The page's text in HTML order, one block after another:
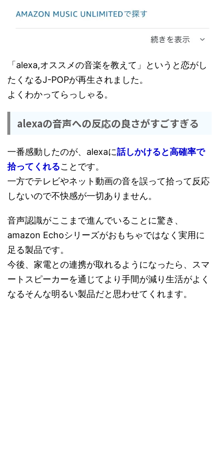
「alexa,オススメの音楽を教えて」というと恋がし
たくなるJ-POPが再生されました。
よくわかってらっしゃる。
alexaの音声への反応の良さがすごすぎる
一番感動したのが、alexaに話しかけると高確率で
拾ってくれることです。
一方でテレビやネット動画の音を誤って拾って反応
しないので不快感が一切ありません。
音声認識がここまで進んでいることに驚き、
amazon Echoシリーズがおもちゃではなく実用に
足る製品です。
今後、家電との連携が取れるようになったら、スマ
ートスピーカーを通じてより手間が減り生活がよく
なるそんな明るい製品だと思わせてくれます。